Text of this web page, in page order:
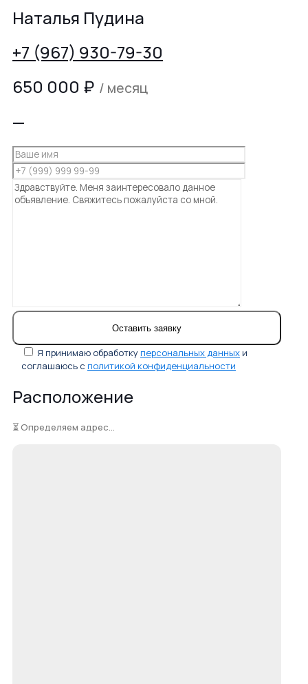
Наталья Пудина
+7 (967) 930-79-30
650 000 ₽ / месяц
—
Я принимаю обработкуперсональных данных и
соглашаюсь с политикой конфиденциальности
Расположение
⏳ Определяем адрес...